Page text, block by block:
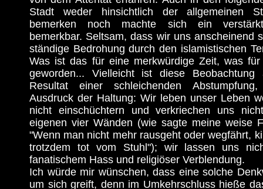
Stadt weder hinsichtlich der allgemeinen
bemerken noch machte sich ein
bemerkbar. Seltsam, dass wir uns anscheinend
ständige Bedrohung durch den islamistischen
Was ist das für eine merkwürdige Zeit, was
geworden... Vielleicht ist diese Beobachtung
Resultat einer schleichenden
Ausdruck der Haltung: Wir leben unser Leben
nicht einschüchtern und verkriechen uns
eigenen vier Wänden (wie sagte meine weise
"Wenn man nicht mehr rausgeht oder wegfährt,
trotzdem tot vom Stuhl"); wir lassen uns
fanatischem Hass und religiöser Verblendung.
Ich würde mir wünschen, dass eine solche
um sich greift, denn im Umkehrschluss hieße